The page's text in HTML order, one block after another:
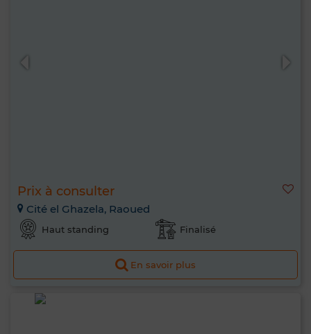
Prix à consulter
Cité el Ghazela, Raoued
Haut standing Finalisé
En savoir plus